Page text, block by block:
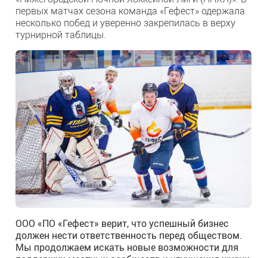
первых матчах сезона команда «Гефест» одержала
несколько побед и уверенно закрепилась в верху
турнирной таблицы.
ООО «ПО «Гефест» верит, что успешный бизнес
должен нести ответственность перед обществом.
Мы продолжаем искать новые возможности для